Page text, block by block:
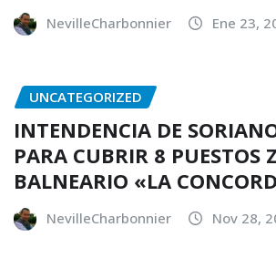
NevilleCharbonnier Ene 23,
UNCATEGORIZED
INTENDENCIA DE
PARA CUBRIR 8 PUESTOS
BALNEARIO «LA
NevilleCharbonnier Nov 28,